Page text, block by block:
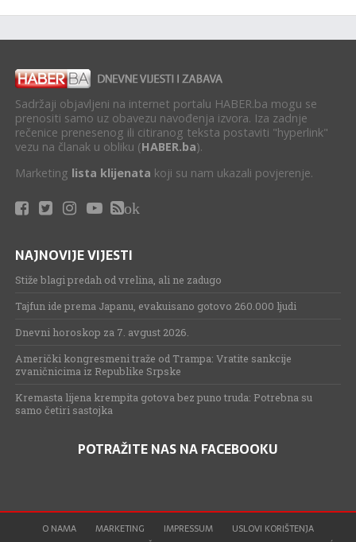
Sadržaji objavljeni na internet portalu HABER.ba mogu se
prenositi samo uz obavezu navođenja izvora. Iza zadnje
rečenice prenesenog ili citiranog teksta postaviti "hyperlink"
vezu na članak u obliku (HABER.ba).
Marketing lista klijenata koji su nam ukazali povjerenje.
ok
NAJNOVIJE VIJESTI
Stiže blagi predah od vrelina, ali ne zadugo
Tajfun ide prema Japanu, evakuisano gotovo 260.000 ljudi
Dnevni horoskop za 7. avgust 2026.
Američki kongresmeni traže od Trampa: Vratite sankcije
zvaničnicima iz Republike Srpske
Kremasta lijena krempita gotova bez puno truda: Potrebna su
samo četiri sastojka
POTRAŽITE NAS NA FACEBOOKU
O NAMA MARKETING IMPRESSUM
USLOVI KORIŠTENJA